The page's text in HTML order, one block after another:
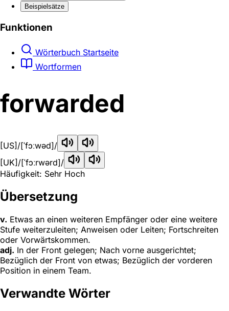
Beispielsätze
Funktionen
Wörterbuch Startseite
Wortformen
forwarded
[US] /[ˈfɔːwəd]/
[UK] /[ˈfɔːrwərd]/
Häufigkeit: Sehr Hoch
Übersetzung
v. Etwas an einen weiteren Empfänger oder eine weitere
Stufe weiterzuleiten; Anweisen oder Leiten; Fortschreiten
oder Vorwärtskommen.
adj. In der Front gelegen; Nach vorne ausgerichtet;
Bezüglich der Front von etwas; Bezüglich der vorderen
Position in einem Team.
Verwandte Wörter